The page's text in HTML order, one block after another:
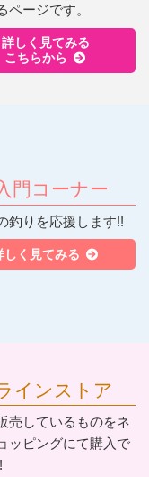
ページです。
詳しく見てみる
こちらから
門コーナー
釣りを応援します!!
しく見てみる
インストア
売しているものをネ
ッピングにて購入で